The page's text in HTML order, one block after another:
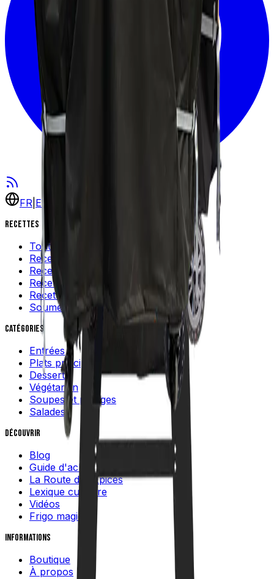
FR EN
Recettes
Toutes les recettes
Recettes populaires
Recettes rapides
Recettes faciles
Recettes québécoises
Soumettre une recette
Catégories
Entrées
Plats principaux
Desserts
Végétarien
Soupes et potages
Salades
Découvrir
Blog
Guide d'achat
La Route des Épices
Lexique culinaire
Vidéos
Frigo magique
Informations
Boutique
À propos